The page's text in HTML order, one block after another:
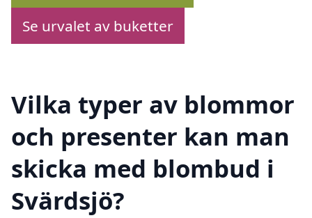
Se urvalet av buketter
Vilka typer av blommor
och presenter kan man
skicka med blombud i
Svärdsjö?